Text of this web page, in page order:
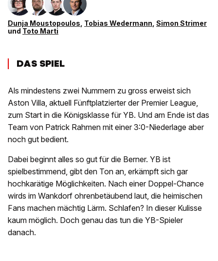
Dunja Moustopoulos Tobias Wedermann Simon Strimer
und Toto Marti
DAS SPIEL
Als mindestens zwei Nummern zu gross erweist sich
Aston Villa, aktuell Fünftplatzierter der Premier League,
zum Start in die Königsklasse für YB. Und am Ende ist das
Team von Patrick Rahmen mit einer 3:0-Niederlage aber
noch gut bedient.
Dabei beginnt alles so gut für die Berner. YB ist
spielbestimmend, gibt den Ton an, erkämpft sich gar
hochkarätige Möglichkeiten. Nach einer Doppel-Chance
wirds im Wankdorf ohrenbetäubend laut, die heimischen
Fans machen mächtig Lärm. Schlafen? In dieser Kulisse
kaum möglich. Doch genau das tun die YB-Spieler
danach.